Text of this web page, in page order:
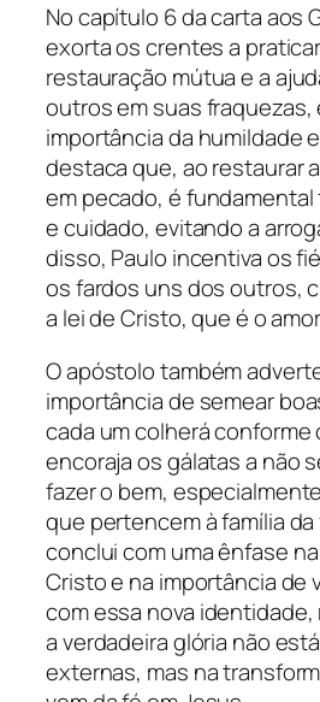
No capítulo 6 da carta aos
exorta os crentes a
restauração mútua e a
outros em suas fraquezas,
importância da humildade
destaca que, ao restaurar
em pecado, é
e cuidado, evitando a
disso, Paulo incentiva os
os fardos uns dos outros,
a lei de Cristo, que é o
O apóstolo também
importância de semear
cada um colherá conforme
encoraja os gálatas a não
fazer o bem,
que pertencem à família
conclui com uma ênfase
Cristo e na importância de
com essa nova
a verdadeira glória não
externas, mas na